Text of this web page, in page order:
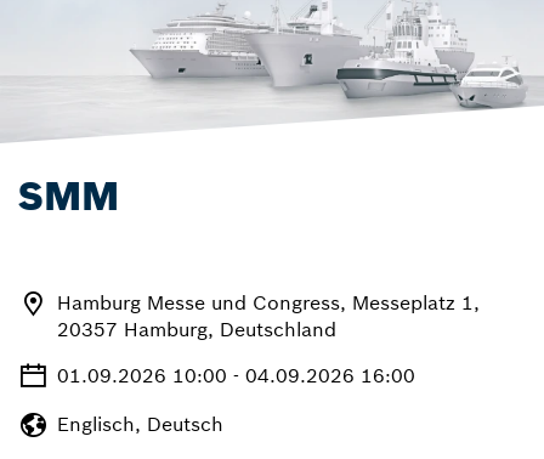
SMM
Hamburg Messe und Congress, Messeplatz 1,
20357 Hamburg, Deutschland
01.09.2026 10:00 - 04.09.2026 16:00
Englisch, Deutsch